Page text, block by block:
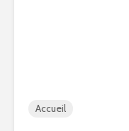
Accueil